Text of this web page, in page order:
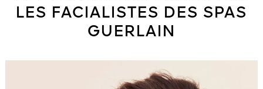
LES FACIALISTES DES SPAS
GUERLAIN